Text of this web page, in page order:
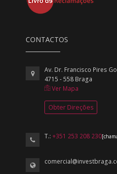
CONTACTOS
Av. Dr. Francisco Pires
4715 - 558 Braga
Ver Mapa
Obter Direções
T.:+351 253 208 230